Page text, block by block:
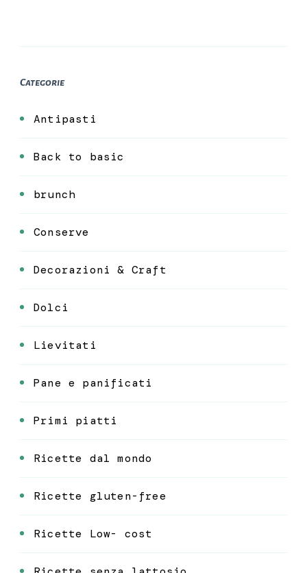
Categorie
Antipasti
Back to basic
brunch
Conserve
Decorazioni & Craft
Dolci
Lievitati
Pane e panificati
Primi piatti
Ricette dal mondo
Ricette gluten-free
Ricette Low- cost